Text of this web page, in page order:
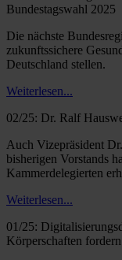
Bundestagswahl 2025
Die nächste
zukunftssichere
Deutschland stellen.
Weiterlesen...
02/25: Dr. Ralf
Auch Vizepräsident
bisherigen Vorstands
Kammerdelegierten
Weiterlesen...
01/25:
Körperschaften